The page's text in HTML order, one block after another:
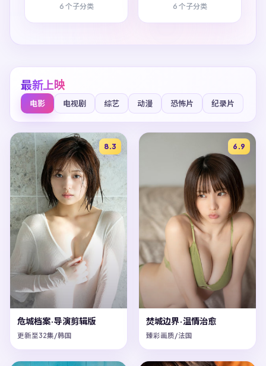
6 个子分类 6 个子分类
最新上映
电影 电视剧 综艺 动漫 恐怖片 纪录片
8.3
危城档案·导演剪辑版
更新至32集/韩国
6.9
焚城边界·温情治愈
臻彩画质/法国